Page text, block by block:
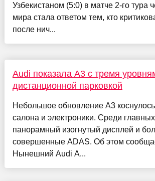
Узбекистаном (5:0) в матче 2-го тура
мира стала ответом тем, кто
после нич...
Audi показала A3 с тремя
дистанционной парковкой
Небольшое обновление A3
салона и электроники. Среди
панорамный изогнутый дисплей и
совершенные ADAS. Об этом
Нынешний Audi A...